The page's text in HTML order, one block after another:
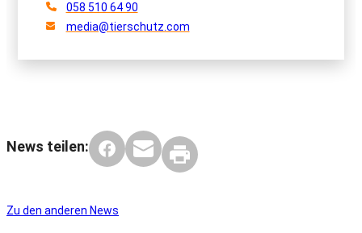
058 510 64 90
media@tierschutz.com
News teilen:
Zu den anderen News